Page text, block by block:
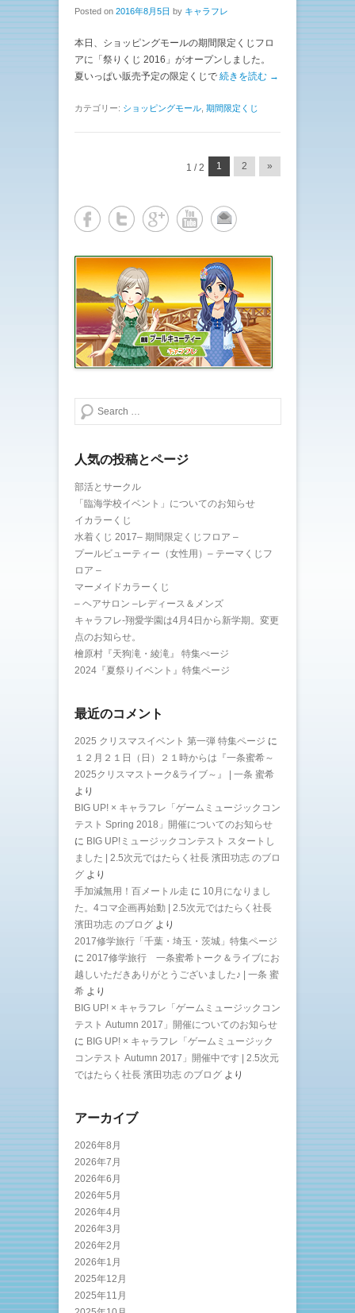
Posted on 2016年8月5日 by キャラフレ
本日、ショッピングモールの期間限定くじフロ
アに「祭りくじ 2016」がオープンしました。
夏いっぱい販売予定の限定くじで 続きを読む →
カテゴリー: ショッピングモール 期間限定くじ
1 / 2 1 2 »
検索する
人気の投稿とページ
部活とサークル
「臨海学校イベント」についてのお知らせ
イカラーくじ
水着くじ 2017– 期間限定くじフロア –
プールビューティー（女性用）– テーマくじフ
ロア –
マーメイドカラーくじ
– ヘアサロン –レディース＆メンズ
キャラフレ-翔愛学園は4月4日から新学期。変更
点のお知らせ。
檜原村『天狗滝・綾滝』 特集ぺージ
2024『夏祭りイベント』特集ページ
最近のコメント
2025 クリスマスイベント 第一弾 特集ページ に
１２月２１日（日）２１時からは『一条蜜希～
2025クリスマストーク&ライブ～』 | 一条 蜜希
より
BIG UP! × キャラフレ「ゲームミュージックコン
テスト Spring 2018」開催についてのお知らせ
に BIG UP!ミュージックコンテスト スタートし
ました | 2.5次元ではたらく社長 濱田功志 のブロ
グ より
手加減無用！百メートル走 に 10月になりまし
た。4コマ企画再始動 | 2.5次元ではたらく社長
濱田功志 のブログ より
2017修学旅行「千葉・埼玉・茨城」特集ページ
に 2017修学旅行 一条蜜希トーク＆ライブにお
越しいただきありがとうございました♪ | 一条 蜜
希 より
BIG UP! × キャラフレ「ゲームミュージックコン
テスト Autumn 2017」開催についてのお知らせ
に BIG UP! × キャラフレ「ゲームミュージック
コンテスト Autumn 2017」開催中です | 2.5次元
ではたらく社長 濱田功志 のブログ より
アーカイブ
2026年8月
2026年7月
2026年6月
2026年5月
2026年4月
2026年3月
2026年2月
2026年1月
2025年12月
2025年11月